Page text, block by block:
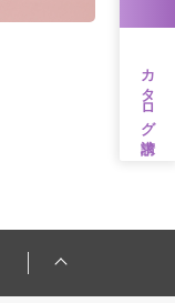
カタログ請求